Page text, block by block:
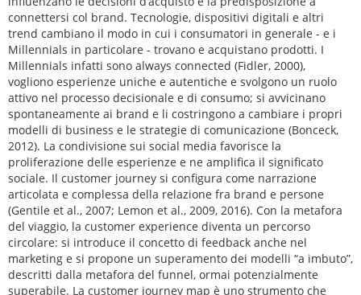
connettersi col brand. Tecnologie, dispositivi digitali e altri
trend cambiano il modo in cui i consumatori in generale - e i
Millennials in particolare - trovano e acquistano prodotti. I
Millennials infatti sono always connected (Fidler, 2000),
vogliono esperienze uniche e autentiche e svolgono un ruolo
attivo nel processo decisionale e di consumo; si avvicinano
spontaneamente ai brand e li costringono a cambiare i propri
modelli di business e le strategie di comunicazione (Bonceck,
2012). La condivisione sui social media favorisce la
proliferazione delle esperienze e ne amplifica il significato
sociale. Il customer journey si configura come narrazione
articolata e complessa della relazione fra brand e persone
(Gentile et al., 2007; Lemon et al., 2009, 2016). Con la metafora
del viaggio, la customer experience diventa un percorso
circolare: si introduce il concetto di feedback anche nel
marketing e si propone un superamento dei modelli “a imbuto”,
descritti dalla metafora del funnel, ormai potenzialmente
superabile. La customer journey map è uno strumento che